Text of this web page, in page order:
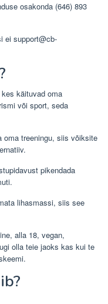
osakonda (646) 893
ei support@cb-
käituvad oma
või sport, seda
oma treeningu, siis võiksite
pikendada
lihasmassi, siis see
alla 18, vegan,
olla teie jaoks kas kui te